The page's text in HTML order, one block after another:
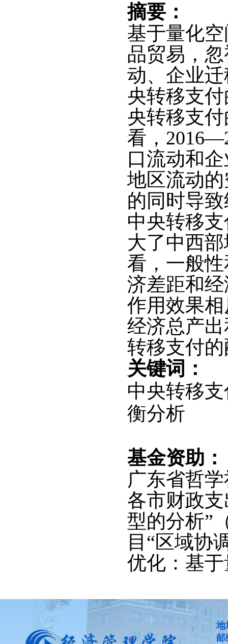
摘要：
基于量化
品贸易，
动、企业
央转移支
央转移支
看，
口流动和
地区流动
的同时导
中央转移
大了中西
看，一般
济差距和
作用效果
经济总产
转移支付
关键词：
中央转移
衡分析
基金资助：
广东省哲
各市财政
型的分析”
目“区域协
优化：基于
地
邮